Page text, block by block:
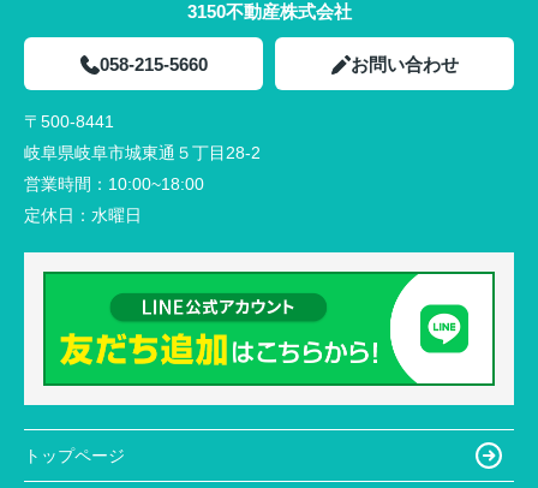
3150不動産株式会社
058-215-5660 お問い合わせ
〒500-8441
岐阜県岐阜市城東通５丁目28-2
営業時間： 10:00~18:00
定休日： 水曜日
トップページ